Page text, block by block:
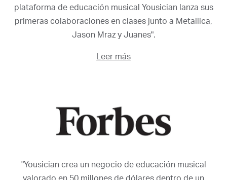
plataforma de educación musical Yousician lanza sus
primeras colaboraciones en clases junto a Metallica,
Jason Mraz y Juanes".
Leer más
"Yousician crea un negocio de educación musical
valorado en 50 millones de dólares dentro de un